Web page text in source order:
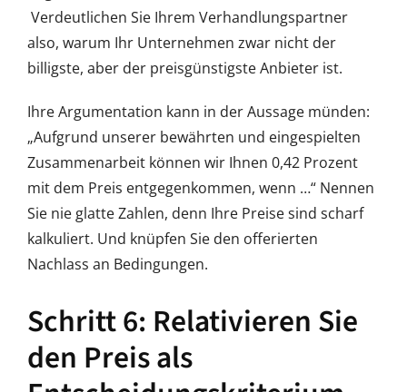
Verdeutlichen Sie Ihrem Verhandlungspartner
also, warum Ihr Unternehmen zwar nicht der
billigste, aber der preisgünstigste Anbieter ist.
Ihre Argumentation kann in der Aussage münden:
„Aufgrund unserer bewährten und eingespielten
Zusammenarbeit können wir Ihnen 0,42 Prozent
mit dem Preis entgegenkommen, wenn …“ Nennen
Sie nie glatte Zahlen, denn Ihre Preise sind scharf
kalkuliert. Und knüpfen Sie den offerierten
Nachlass an Bedingungen.
Schritt 6: Relativieren Sie
den Preis als